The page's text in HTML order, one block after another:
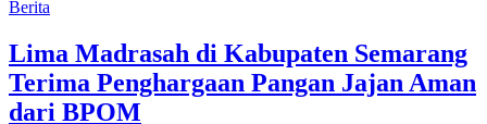
Berita
Lima Madrasah di Kabupaten Semarang
Terima Penghargaan Pangan Jajan Aman
dari BPOM